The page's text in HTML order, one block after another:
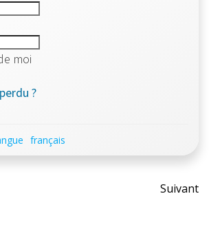
moi
?
français
Suivant